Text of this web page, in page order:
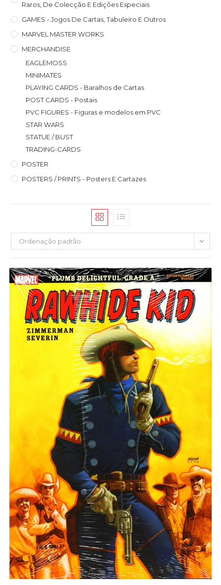
Raros, De Colecção E Edições Especiais
GAMES - Jogos De Cartas, Tabuleiro E Outros
MARVEL MASTER WORKS
MERCHANDISE
EAGLEMOSS
MINIMATES
PLAYING CARDS - Baralhos de Cartas
POST CARDS - Postais
PVC FIGURES - Figuras e modelos em PVC
STAR WARS
STATUE / BUST
TRADING-CARDS
POSTER
POSTERS / PRINTS - Posters E Cartazes
Ordenação padrão